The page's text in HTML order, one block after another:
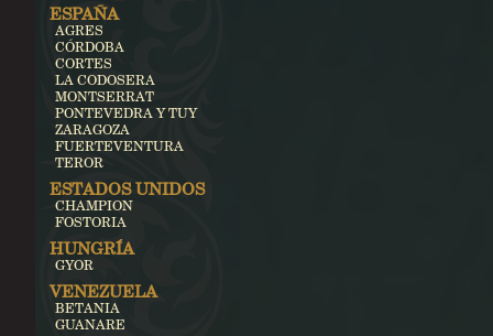
ESPAÑA
AGRES
CÓRDOBA
CORTES
LA CODOSERA
MONTSERRAT
PONTEVEDRA Y TUY
ZARAGOZA
FUERTEVENTURA
TEROR
ESTADOS UNIDOS
CHAMPION
FOSTORIA
HUNGRÍA
GYOR
VENEZUELA
BETANIA
GUANARE